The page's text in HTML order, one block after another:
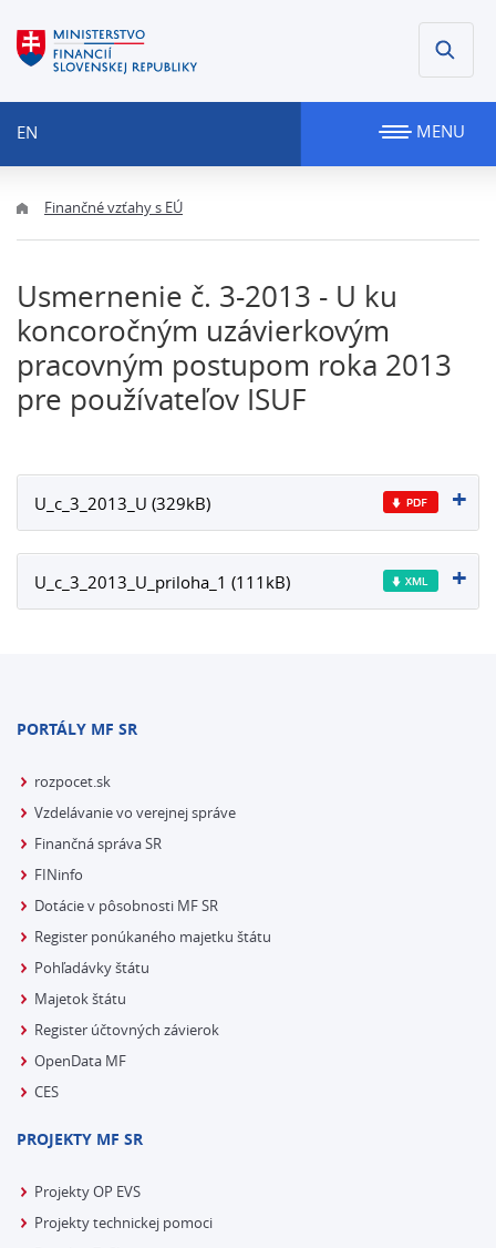
EN MENU
Finančné vzťahy s EÚ
Usmernenie č. 3-2013 - U ku
koncoročným uzávierkovým
pracovným postupom roka 2013
pre používateľov ISUF
U_c_3_2013_U (329kB)
U_c_3_2013_U_priloha_1 (111kB)
PORTÁLY MF SR
rozpocet.sk
Vzdelávanie vo verejnej správe
Finančná správa SR
FINinfo
Dotácie v pôsobnosti MF SR
Register ponúkaného majetku štátu
Pohľadávky štátu
Majetok štátu
Register účtovných závierok
OpenData MF
CES
PROJEKTY MF SR
Projekty OP EVS
Projekty technickej pomoci